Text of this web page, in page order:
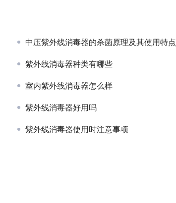
中压紫外线消毒器的杀菌原理及其使用特点
紫外线消毒器种类有哪些
室内紫外线消毒器怎么样
紫外线消毒器好用吗
紫外线消毒器使用时注意事项